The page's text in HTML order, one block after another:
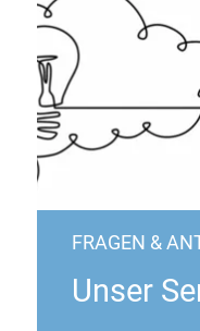
FRAGEN &
Unser